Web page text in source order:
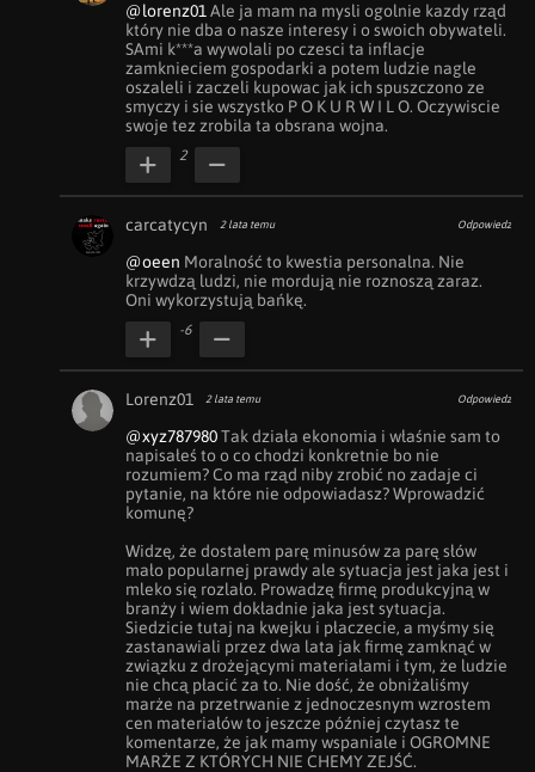
@lorenz01 Ale ja mam na mysli ogolnie kazdy rząd
który nie dba o nasze interesy i o swoich obywateli.
SAmi k***a wywolali po czesci ta inflacje
zamknieciem gospodarki a potem ludzie nagle
oszaleli i zaczeli kupowac jak ich spuszczono ze
smyczy i sie wszystko P O K U R W I L O. Oczywiscie
swoje tez zrobila ta obsrana wojna.
2
carcatycyn 2 lata temu Odpowiedz
@oeen Moralność to kwestia personalna. Nie
krzywdzą ludzi, nie mordują nie roznoszą zaraz.
Oni wykorzystują bańkę.
-6
Lorenz01 2 lata temu Odpowiedz
@xyz787980 Tak działa ekonomia i właśnie sam to
napisałeś to o co chodzi konkretnie bo nie
rozumiem? Co ma rząd niby zrobić no zadaje ci
pytanie, na które nie odpowiadasz? Wprowadzić
komunę?
Widzę, że dostałem parę minusów za parę słów
mało popularnej prawdy ale sytuacja jest jaka jest i
mleko się rozlało. Prowadzę firmę produkcyjną w
branży i wiem dokładnie jaka jest sytuacja.
Siedzicie tutaj na kwejku i płaczecie, a myśmy się
zastanawiali przez dwa lata jak firmę zamknąć w
związku z drożejącymi materiałami i tym, że ludzie
nie chcą płacić za to. Nie dość, że obniżaliśmy
marże na przetrwanie z jednoczesnym wzrostem
cen materiałów to jeszcze później czytasz te
komentarze, że jak mamy wspaniale i OGROMNE
MARŻE Z KTÓRYCH NIE CHEMY ZEJŚĆ.